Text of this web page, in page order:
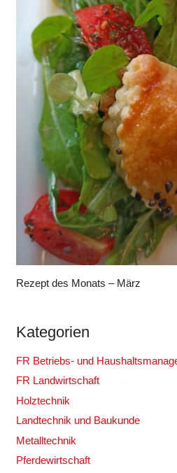
Rezept des Monats – März
Kategorien
FR Betriebs- und
FR Landwirtschaft
Holztechnik
Landtechnik und Baukunde
Metalltechnik
Pferdewirtschaft